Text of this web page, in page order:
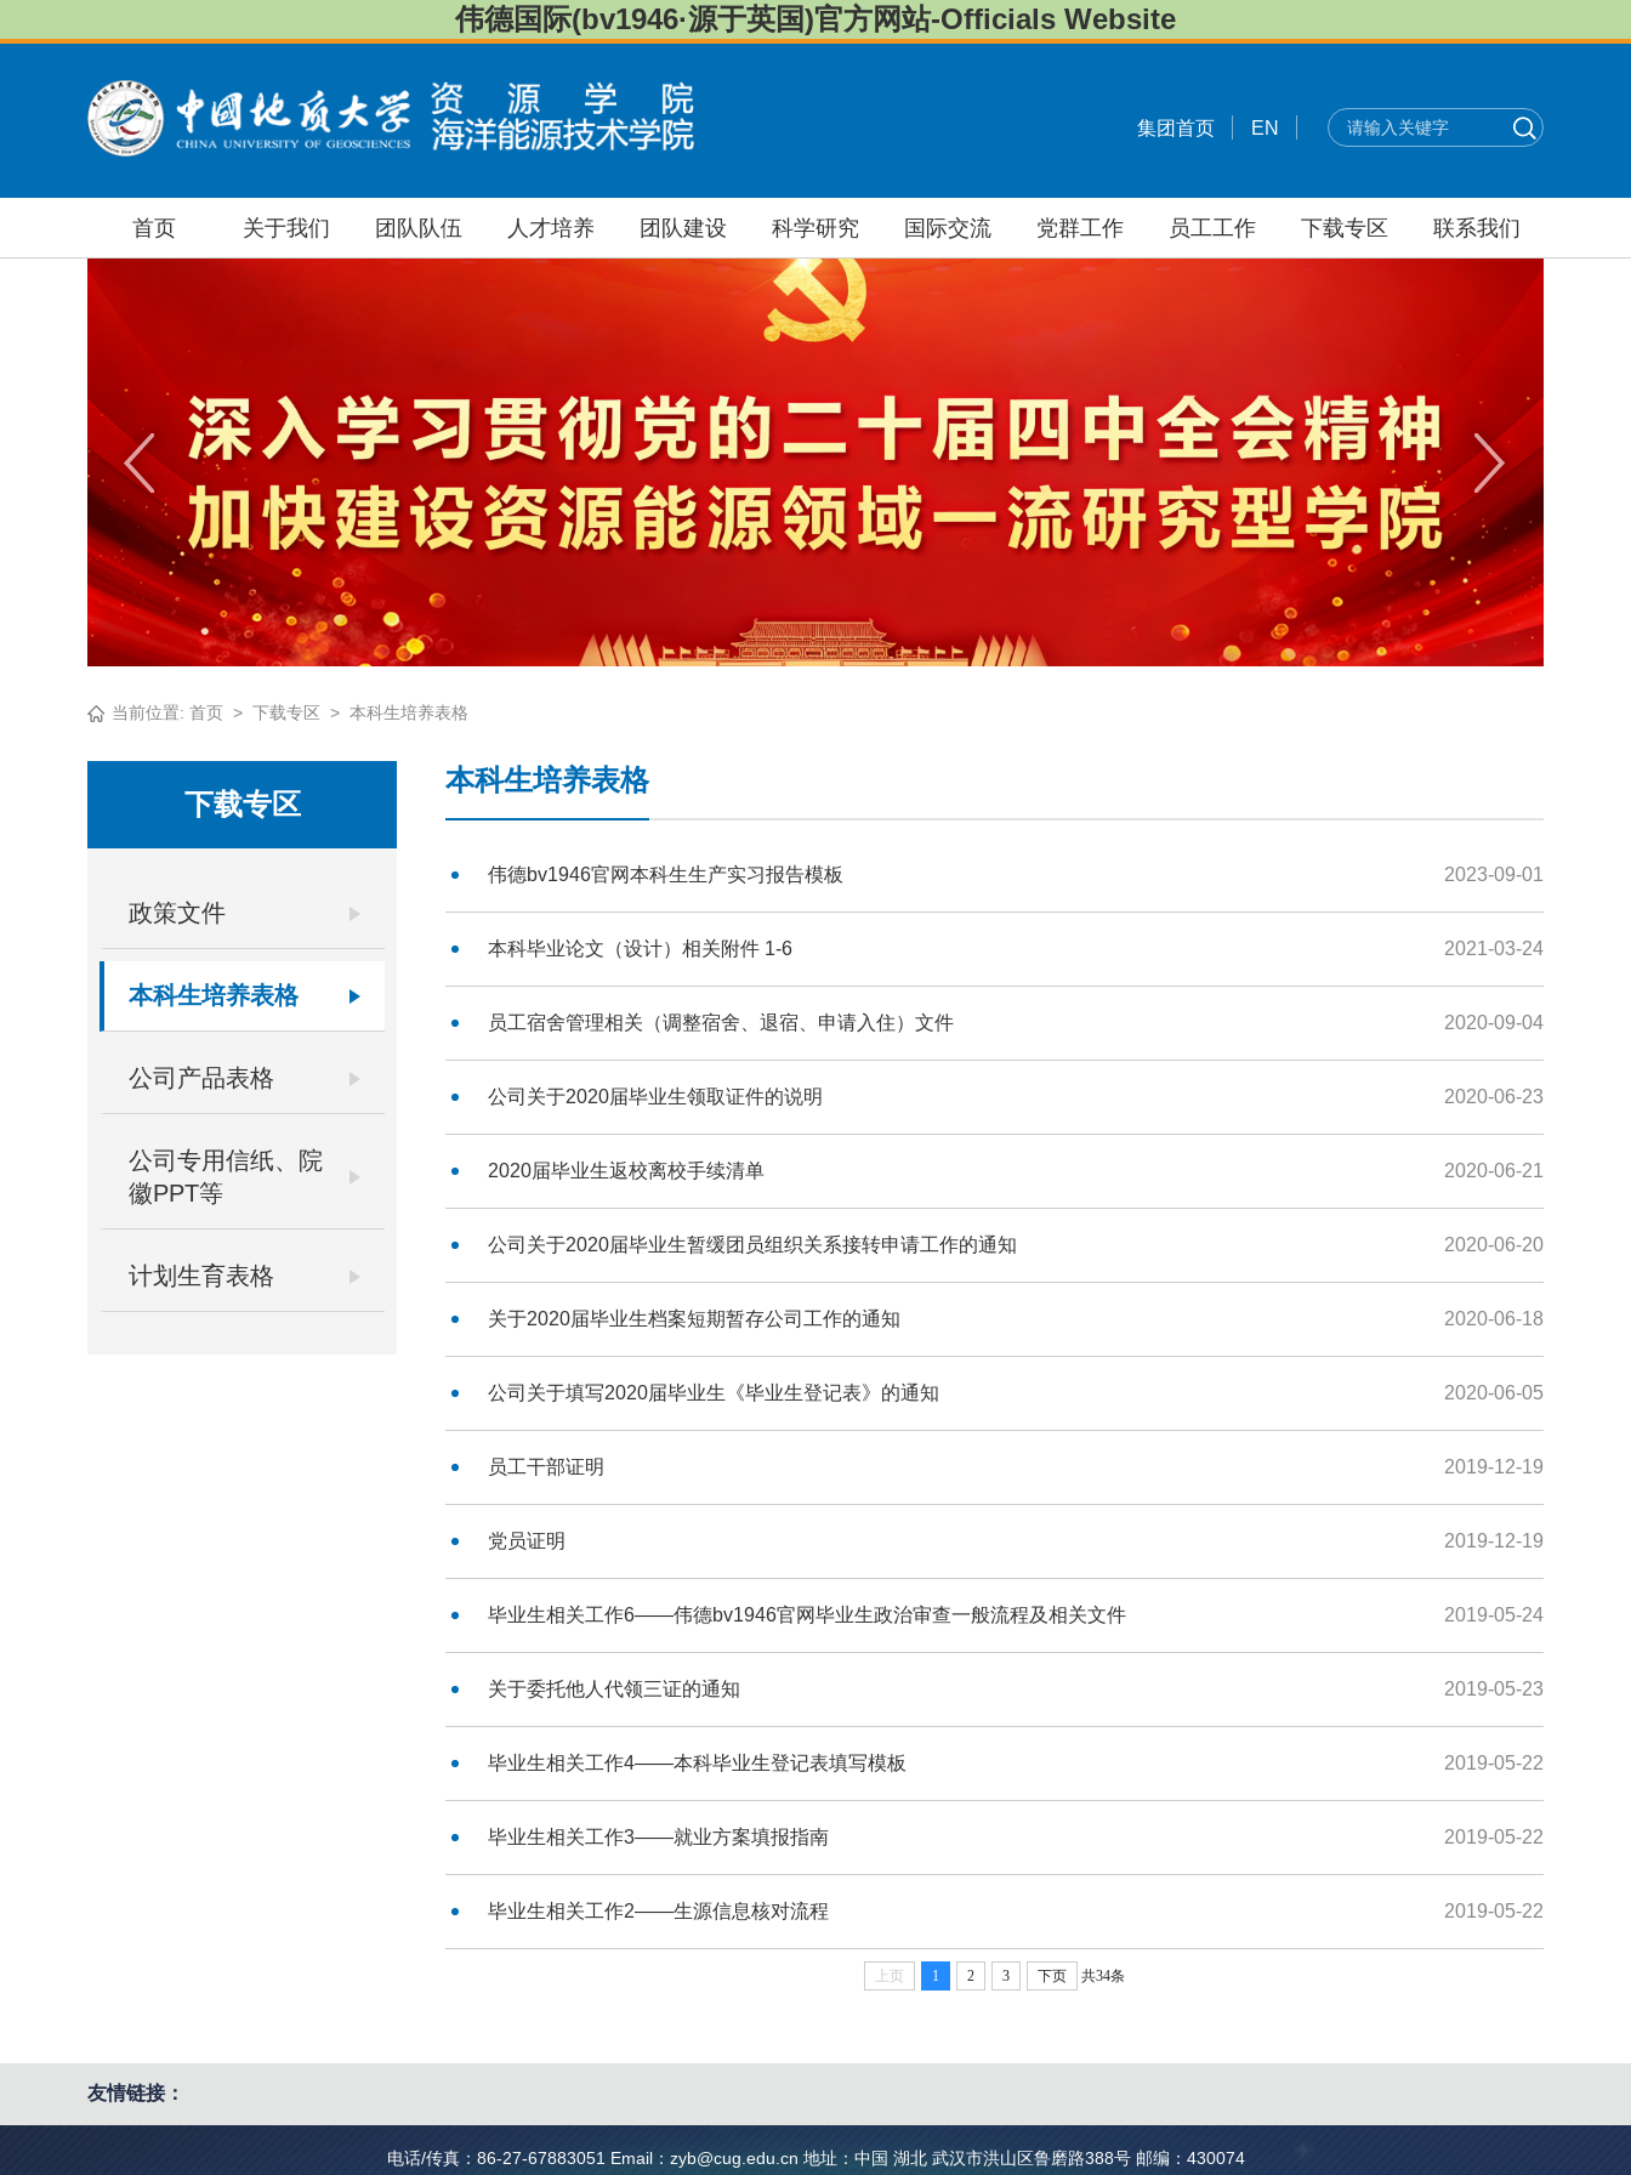
伟德国际(bv1946·源于英国)官方网站-Officials Website
集团首页 EN
首页 关于我们 团队队伍 人才培养 团队建设 科学研究 国际交流 党群工作 员工工作 下载专区 联系我们
当前位置: 首页 > 下载专区 > 本科生培养表格
下载专区
政策文件
本科生培养表格
公司产品表格
公司专用信纸、院
徽PPT等
计划生育表格
本科生培养表格
伟德bv1946官网本科生生产实习报告模板 2023-09-01
本科毕业论文（设计）相关附件 1-6 2021-03-24
员工宿舍管理相关（调整宿舍、退宿、申请入住）文件 2020-09-04
公司关于2020届毕业生领取证件的说明 2020-06-23
2020届毕业生返校离校手续清单 2020-06-21
公司关于2020届毕业生暂缓团员组织关系接转申请工作的通知 2020-06-20
关于2020届毕业生档案短期暂存公司工作的通知 2020-06-18
公司关于填写2020届毕业生《毕业生登记表》的通知 2020-06-05
员工干部证明 2019-12-19
党员证明 2019-12-19
毕业生相关工作6——伟德bv1946官网毕业生政治审查一般流程及相关文件 2019-05-24
关于委托他人代领三证的通知 2019-05-23
毕业生相关工作4——本科毕业生登记表填写模板 2019-05-22
毕业生相关工作3——就业方案填报指南 2019-05-22
毕业生相关工作2——生源信息核对流程 2019-05-22
上页 1 2 3 下页 共34条
友情链接：
电话/传真：86-27-67883051 Email：zyb@cug.edu.cn 地址：中国 湖北 武汉市洪山区鲁磨路388号 邮编：430074